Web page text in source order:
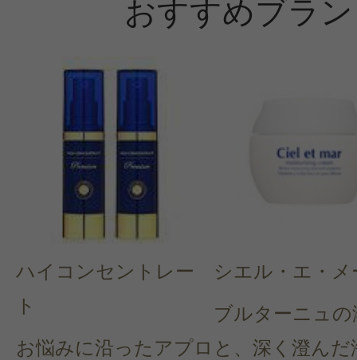
おすすめブラ
ハイコンセントレー
ト
お悩みに沿ったアプロ
シエル・エ・メ
ブルターニュの
と、深く澄んだ